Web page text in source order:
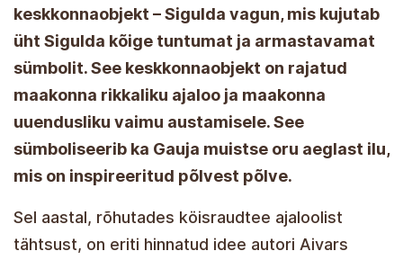
keskkonnaobjekt – Sigulda vagun, mis kujutab
üht Sigulda kõige tuntumat ja armastavamat
sümbolit. See keskkonnaobjekt on rajatud
maakonna rikkaliku ajaloo ja maakonna
uuendusliku vaimu austamisele. See
sümboliseerib ka Gauja muistse oru aeglast ilu,
mis on inspireeritud põlvest põlve.
Sel aastal, rõhutades köisraudtee ajaloolist
tähtsust, on eriti hinnatud idee autori Aivars